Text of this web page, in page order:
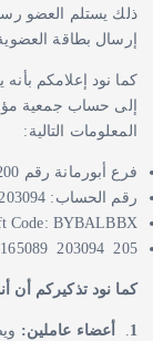
ذلك يستلم العضو
إرسال بطاقة
كما نود إعلامكم
إلى حساب جمعية
المعلومات التالية:
فرع أبورمانة رقم 200
رقم الحساب: 203094
Code: BYBALBBX
203094 205
كما نود تذكيركم أن
1
. أعضاء عاملين: